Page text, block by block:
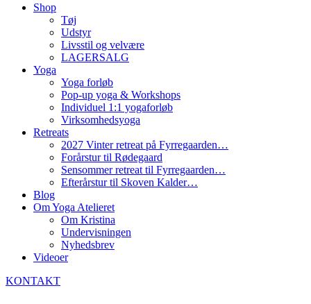
Shop
Tøj
Udstyr
Livsstil og velvære
LAGERSALG
Yoga
Yoga forløb
Pop-up yoga & Workshops
Individuel 1:1 yogaforløb
Virksomhedsyoga
Retreats
2027 Vinter retreat på Fyrregaarden…
Forårstur til Rødegaard
Sensommer retreat til Fyrregaarden…
Efterårstur til Skoven Kalder…
Blog
Om Yoga Atelieret
Om Kristina
Undervisningen
Nyhedsbrev
Videoer
KONTAKT